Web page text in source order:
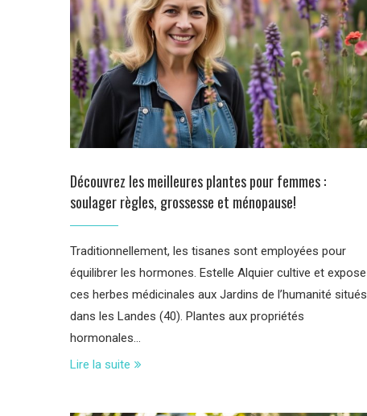
Découvrez les meilleures plantes pour femmes :
soulager règles, grossesse et ménopause!
Traditionnellement, les tisanes sont employées pour
équilibrer les hormones. Estelle Alquier cultive et expose
ces herbes médicinales aux Jardins de l’humanité situés
dans les Landes (40). Plantes aux propriétés
hormonales…
Lire la suite